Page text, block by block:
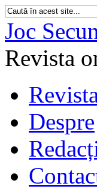
Joc
Revista
Despre